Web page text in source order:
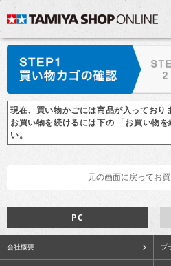
現在、買い物かごには商品が入っており
お買い物を続けるには下の 「お買い物
い。
PC
会社概要 プ